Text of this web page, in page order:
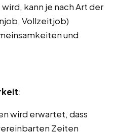
kann je nach Art der
Vollzeitjob)
und
:
wird erwartet, dass
Zeiten